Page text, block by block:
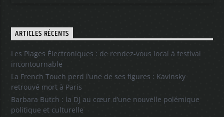
ARTICLES RÉCENTS
Les Plages Électroniques : de rendez-vous local à festival
incontournable
La French Touch perd l’une de ses figures : Kavinsky
retrouvé mort à Paris
Barbara Butch : la DJ au cœur d’une nouvelle polémique
politique et culturelle